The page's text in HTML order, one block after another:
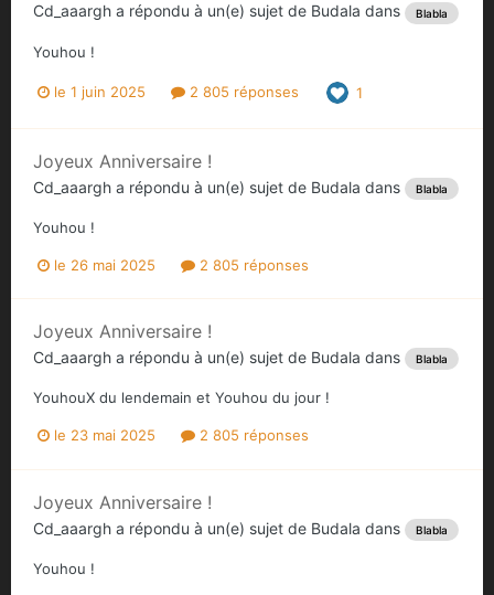
Cd_aaargh a répondu à un(e) sujet de Budala dans Blabla
Youhou !
le 1 juin 2025 2 805 réponses 1
Joyeux Anniversaire !
Cd_aaargh a répondu à un(e) sujet de Budala dans Blabla
Youhou !
le 26 mai 2025 2 805 réponses
Joyeux Anniversaire !
Cd_aaargh a répondu à un(e) sujet de Budala dans Blabla
YouhouX du lendemain et Youhou du jour !
le 23 mai 2025 2 805 réponses
Joyeux Anniversaire !
Cd_aaargh a répondu à un(e) sujet de Budala dans Blabla
Youhou !